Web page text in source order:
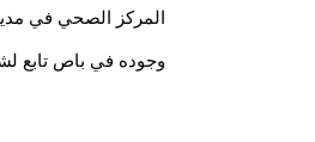
المركز الصحي في
وجوده في باص تابع